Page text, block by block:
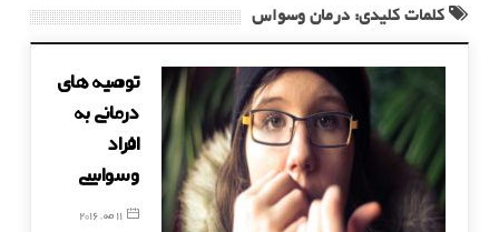
کلمات کلیدی: درمان وسواس
توصیه های
درمانی به
افراد
وسواسی
11 مه, 2016